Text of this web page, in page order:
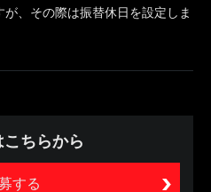
、その際は振替休日を設定しま
こちらから
する